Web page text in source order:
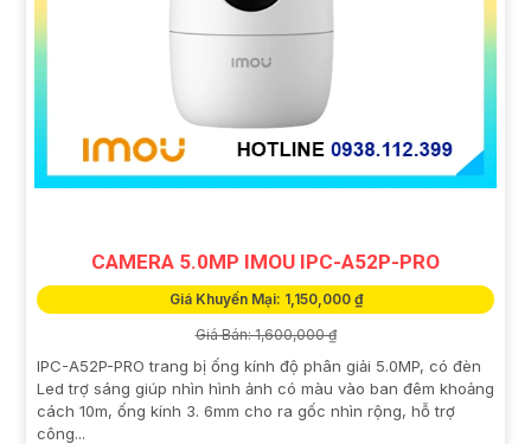
CAMERA 5.0MP IMOU IPC-A52P-PRO
Giá Khuyến Mại: 1,150,000 ₫
Giá Bán: 1,600,000 ₫
IPC-A52P-PRO trang bị ống kính độ phân giải 5.0MP, có đèn
Led trợ sáng giúp nhìn hình ảnh có màu vào ban đêm khoảng
cách 10m, ống kính 3. 6mm cho ra gốc nhìn rộng, hỗ trợ
công...